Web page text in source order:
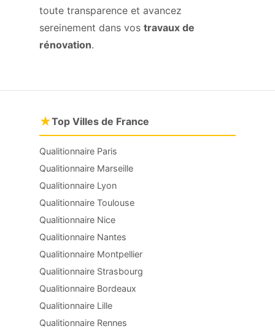
toute transparence et avancez
sereinement dans vos travaux de
rénovation.
★Top Villes de France
Qualitionnaire Paris
Qualitionnaire Marseille
Qualitionnaire Lyon
Qualitionnaire Toulouse
Qualitionnaire Nice
Qualitionnaire Nantes
Qualitionnaire Montpellier
Qualitionnaire Strasbourg
Qualitionnaire Bordeaux
Qualitionnaire Lille
Qualitionnaire Rennes